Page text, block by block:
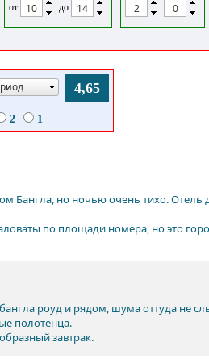
от
до
4,65
2 1
Бангла, но ночью очень тихо.
по площади номера, но это
роуд и рядом, шума оттуда не
полотенца.
завтрак.